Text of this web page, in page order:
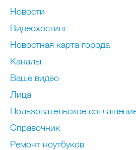
Новости
Видеохостинг
Новостная карта города
Каналы
Ваше видео
Лица
Пользовательское
Справочник
Ремонт нoутбуков